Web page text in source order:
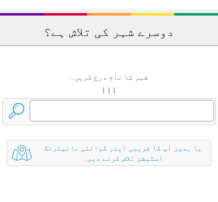
دوسرے شہر کی تلاش ہے؟
شہر کا نام درج کریں۔
↓ ↓ ↓
یا ہمیں آپ کا قریبی ایئر کوالٹی مانیٹرنگ
اسٹیشن تلاش کرنے دیں۔